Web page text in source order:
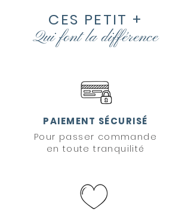
CES PETIT +
Qui font ladifférence
PAIEMENT SÉCURISÉ
Pour passer commande
en toute tranquilité